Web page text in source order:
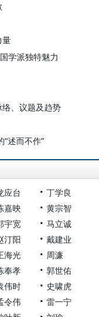
量
学派独特魅力
、议题及趋势
述而不作”
应台
丁学良
嘉映
黄宗智
宇宽
马立诚
汀阳
戴建业
海光
周濂
奉孝
郭世佑
伟时
史啸虎
令伟
雷一宁